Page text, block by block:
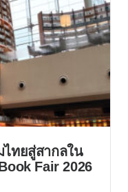
ทยสู่สากลใน
Fair 2026